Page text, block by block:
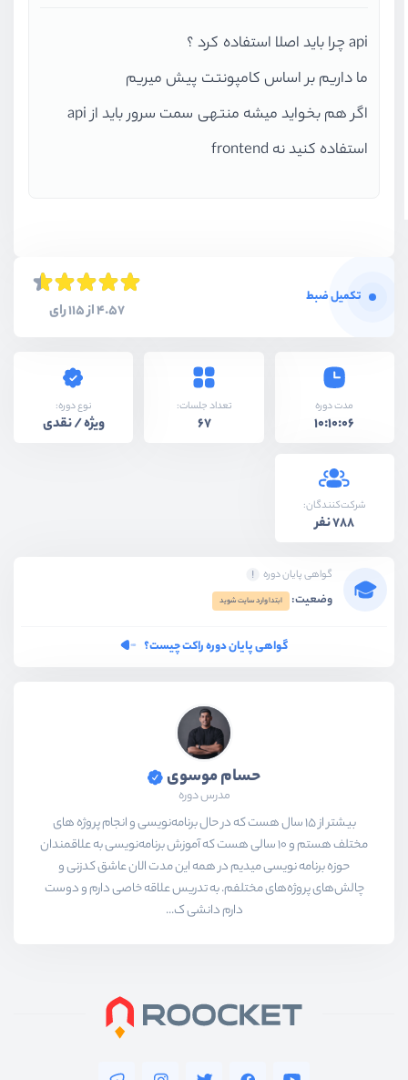
api چرا باید اصلا استفاده کرد ؟
ما داریم بر اساس کامپونتت پیش میریم
اگر هم بخواید میشه منتهی سمت سرور باید از api
استفاده کنید نه frontend
تکمیل ضبط
4.57 از 115 رای
مدت دوره
10:10:06
تعداد جلسات:
67
نوع دوره:
ویژه / نقدی
شرکت‌کنندگان:
788 نفر
گواهی پایان دوره
وضعیت: ابتدا وارد سایت شوید
گواهی پایان دوره راکت چیست؟
حسام موسوی
مدرس دوره
بیشتر از ۱۵ سال هست که در حال برنامه‌نویسی و انجام پروژه های
مختلف هستم و ۱۰ سالی هست که آموزش برنامه‌نویسی به علاقمندان
حوزه برنامه نویسی میدیم در همه این مدت الان عاشق کدزنی و
چالش‌های پروژه‌های مختلفم. به تدریس علاقه خاصی دارم و دوست
دارم دانشی ک...